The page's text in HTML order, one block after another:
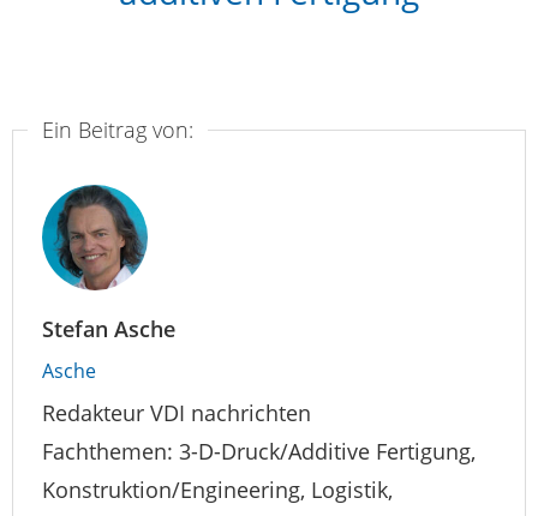
Ein Beitrag von:
Stefan Asche
Asche
Redakteur VDI nachrichten
Fachthemen: 3-D-Druck/Additive Fertigung,
Konstruktion/Engineering, Logistik,